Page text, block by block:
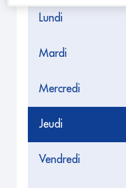
Lundi
Mardi
Mercredi
Jeudi
Vendredi